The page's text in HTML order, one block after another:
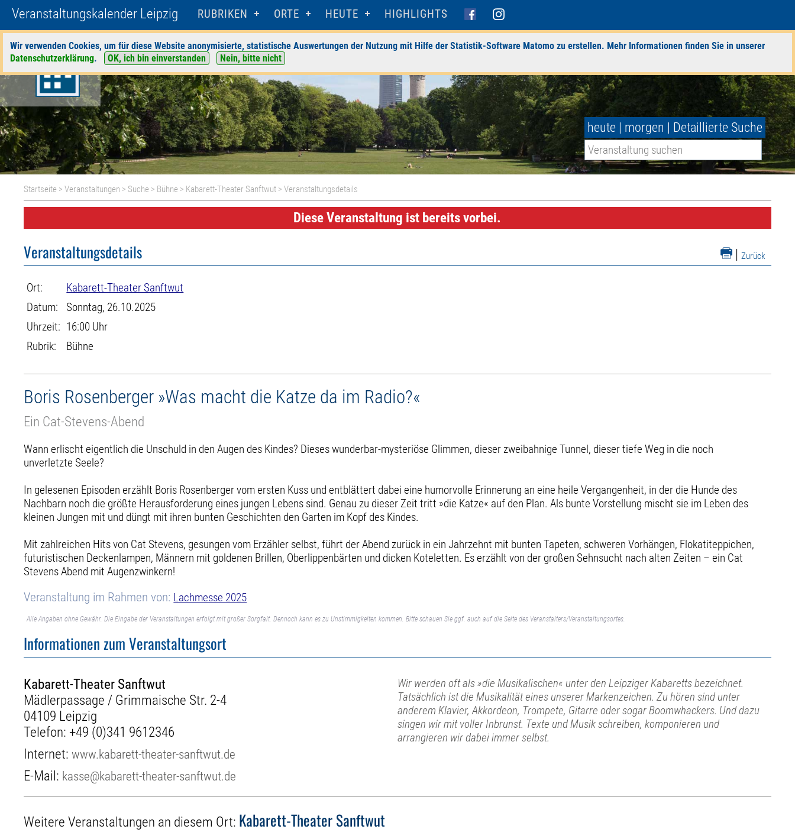
Veranstaltungskalender Leipzig RUBRIKEN ORTE HEUTE HIGHLIGHTS
Wir verwenden Cookies, um für diese Website anonymisierte, statistische Auswertungen der Nutzung mit Hilfe der Statistik-Software Matomo zu erstellen. Mehr Informationen finden Sie in unserer
Datenschutzerklärung. OK, ich bin einverstanden Nein, bitte nicht
heute | morgen | Detaillierte Suche
Startseite >Veranstaltungen > Suche > Bühne > Kabarett-Theater Sanftwut > Veranstaltungsdetails
Diese Veranstaltung ist bereits vorbei.
| Zurück
Veranstaltungsdetails
Ort:
Kabarett-Theater Sanftwut
Datum:
Sonntag, 26.10.2025
Uhrzeit: 16:00 Uhr
Rubrik:
Bühne
Boris Rosenberger »Was macht die Katze da im Radio?«
Ein Cat-Stevens-Abend
Wann erlischt eigentlich die Unschuld in den Augen des Kindes? Dieses wunderbar-mysteriöse Glimmen, dieser zweibahnige Tunnel, dieser tiefe Weg in die noch
unverletzte Seele?
In gelesenen Episoden erzählt Boris Rosenberger vom ersten Kuss und entblättert dabei eine humorvolle Erinnerung an eine heile Vergangenheit, in der die Hunde des
Nachbarn noch die größte Herausforderung eines jungen Lebens sind. Genau zu dieser Zeit tritt »die Katze« auf den Plan. Als bunte Vorstellung mischt sie im Leben des
kleinen Jungen mit und düngt mit ihren bunten Geschichten den Garten im Kopf des Kindes.
Mit zahlreichen Hits von Cat Stevens, gesungen vom Erzähler selbst, führt der Abend zurück in ein Jahrzehnt mit bunten Tapeten, schweren Vorhängen, Flokatiteppichen,
futuristischen Deckenlampen, Männern mit goldenen Brillen, Oberlippenbärten und dicken Koteletten. Es erzählt von der großen Sehnsucht nach alten Zeiten – ein Cat
Stevens Abend mit Augenzwinkern!
Veranstaltung im Rahmen von: Lachmesse 2025
Alle Angaben ohne Gewähr. Die Eingabe der Veranstaltungen erfolgt mit großer Sorgfalt. Dennoch kann es zu Unstimmigkeiten kommen. Bitte schauen Sie ggf. auch auf die Seite des Veranstalters/Veranstaltungsortes.
Informationen zum Veranstaltungsort
Kabarett-Theater Sanftwut
Mädlerpassage / Grimmaische Str. 2-4
04109 Leipzig
Telefon: +49 (0)341 9612346
Internet:www.kabarett-theater-sanftwut.de
E-Mail: kasse@kabarett-theater-sanftwut.de
Wir werden oft als »die Musikalischen« unter den Leipziger Kabaretts bezeichnet.
Tatsächlich ist die Musikalität eines unserer Markenzeichen. Zu hören sind unter
anderem Klavier, Akkordeon, Trompete, Gitarre oder sogar Boomwhackers. Und dazu
singen wir mit voller Inbrunst. Texte und Musik schreiben, komponieren und
arrangieren wir dabei immer selbst.
Weitere Veranstaltungen an diesem Ort: Kabarett-Theater Sanftwut